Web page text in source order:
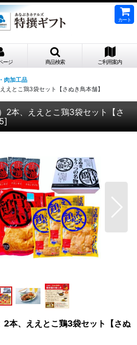
カート
ージ 商品検索 ご利用案内
肉加工品
えとこ鶏3袋セット【さぬき鳥本舗】
2本、ええとこ鶏3袋セット【さ
]
2本、ええとこ鶏3袋セット【さぬ